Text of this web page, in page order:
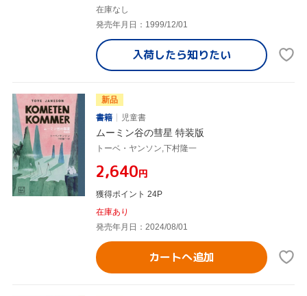
在庫なし
発売年月日：1999/12/01
入荷したら知りたい
新品
書籍
児童書
ムーミン谷の彗星 特装版
トーベ・ヤンソン,下村隆一
¥2,640円
獲得ポイント 24P
在庫あり
発売年月日：2024/08/01
カートへ追加